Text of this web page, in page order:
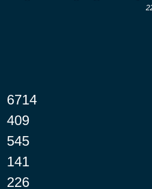
6714
409
545
141
226